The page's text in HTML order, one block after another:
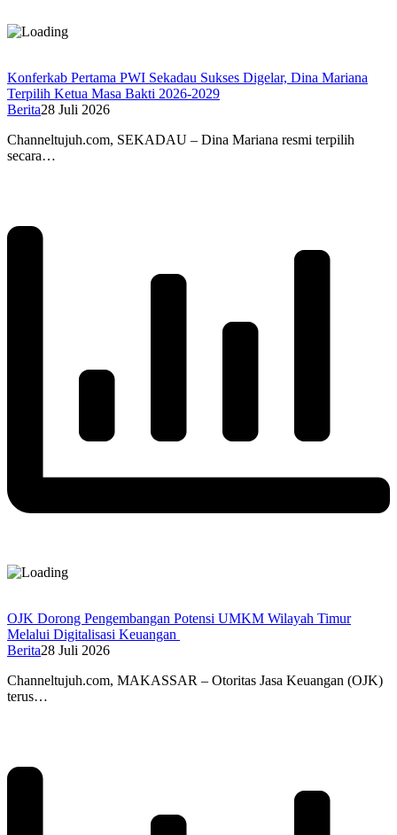
Konferkab Pertama PWI Sekadau Sukses Digelar, Dina Mariana
Terpilih Ketua Masa Bakti 2026-2029
Berita28 Juli 2026
Channeltujuh.com, SEKADAU – Dina Mariana resmi terpilih
secara…
OJK Dorong Pengembangan Potensi UMKM Wilayah Timur
Melalui Digitalisasi Keuangan
Berita28 Juli 2026
Channeltujuh.com, MAKASSAR – Otoritas Jasa Keuangan (OJK)
terus…